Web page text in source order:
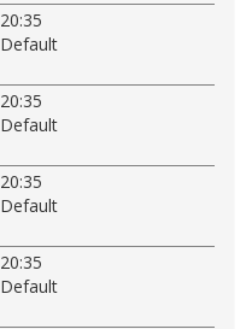
20:35
Default
20:35
Default
20:35
Default
20:35
Default